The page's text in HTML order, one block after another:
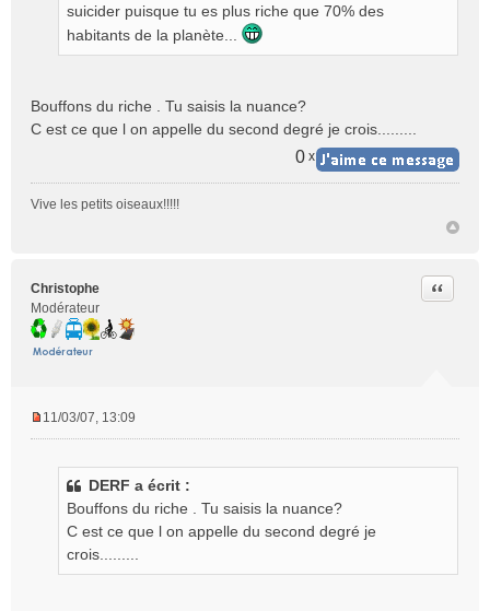
suicider puisque tu es plus riche que 70% des
habitants de la planète...
Bouffons du riche . Tu saisis la nuance?
C est ce que l on appelle du second degré je crois.........
0 x
Vive les petits oiseaux!!!!!
Christophe
Modérateur
Citer
11/03/07, 13:09
DERF a écrit :
Bouffons du riche . Tu saisis la nuance?
C est ce que l on appelle du second degré je
crois.........